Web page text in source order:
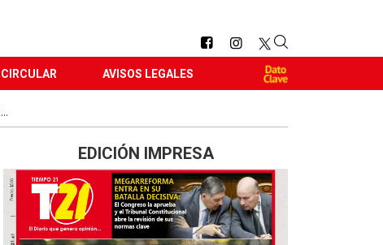
AVISOS LEGALES
EDICIÓN IMPRESA